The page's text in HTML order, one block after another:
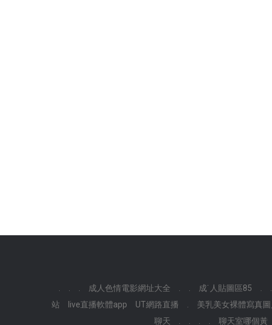
成人色情電影網址大全 成˙人貼圖區85
站
live直播軟體app UT網路直播 美乳美女裸體寫真
聊天
聊天室哪個黃